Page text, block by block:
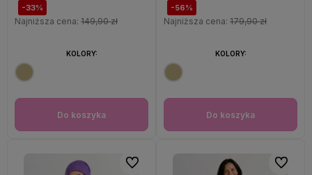
-33%
Najniższa cena: 149,90 zł
Do koszyka
KOLORY:
-56%
Najniższa cena: 179,90 zł
Do koszyka
KOLORY:
Do ulubionych Do